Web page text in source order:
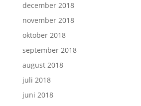
december 2018
november 2018
oktober 2018
september 2018
august 2018
juli 2018
juni 2018